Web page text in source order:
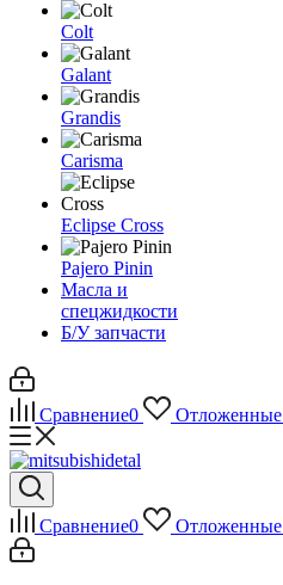
Colt
Galant
Grandis
Carisma
Eclipse Cross
Pajero Pinin
Масла и
спецжидкости
Б/У запчасти
Сравнение0 Отложенные
Сравнение0 Отложенные